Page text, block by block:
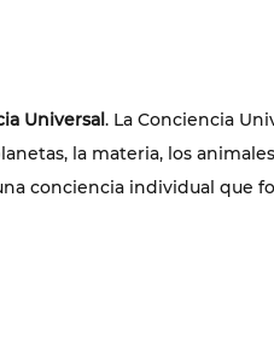
Universal. La Conciencia
la materia, los
conciencia individual que